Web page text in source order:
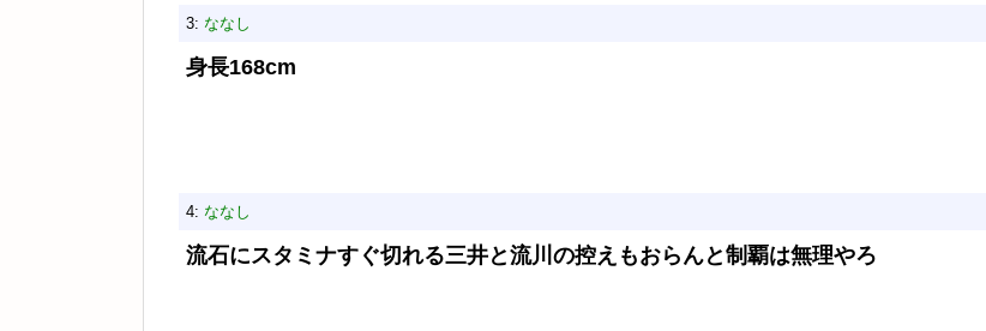
3: ななし
身長168cm
4: ななし
流石にスタミナすぐ切れる三井と流川の控えもおらんと制覇は無理やろ